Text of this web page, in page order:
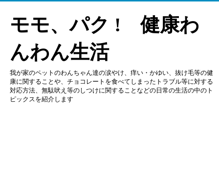
モモ、パク ! 健康わ
んわん生活
我が家のペットのわんちゃん達の涙やけ、痒い・かゆい、抜け毛等の健
康に関することや、チョコレートを食べてしまったトラブル等に対する
対応方法、無駄吠え等のしつけに関することなどの日常の生活の中のト
ピックスを紹介します